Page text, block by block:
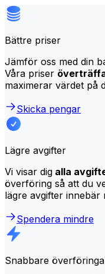
Bättre priser
Jämför oss med din
Våra priser
maximerar värdet på
Skicka pengar
Lägre avgifter
Vi visar dig alla
överföring så att du
lägre avgifter innebär
Spendera mindre
Snabbare